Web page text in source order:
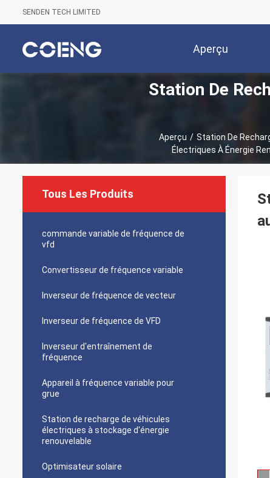
SENDEN TECH LIMITED
Aperçu
Station De
Aperçu / Station De
Électriques À Énergie
Tous Les Produits
commande variable de fréquence de
vfd
Convertisseur de fréquence variable
Inverseur de fréquence de vecteur
Inverseur de fréquence de VFD
Inverseur d'entraînement de
fréquence
Appareil à fréquence variable pour
grue
Station de recharge de véhicules
électriques à stockage d'énergie
renouvelable
Optimisateur solaire